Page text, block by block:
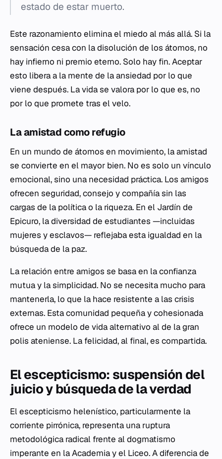
estado de estar muerto.
Este razonamiento elimina el miedo al más allá. Si la
sensación cesa con la disolución de los átomos, no
hay infierno ni premio eterno. Solo hay fin. Aceptar
esto libera a la mente de la ansiedad por lo que
viene después. La vida se valora por lo que es, no
por lo que promete tras el velo.
La amistad como refugio
En un mundo de átomos en movimiento, la amistad
se convierte en el mayor bien. No es solo un vínculo
emocional, sino una necesidad práctica. Los amigos
ofrecen seguridad, consejo y compañía sin las
cargas de la política o la riqueza. En el Jardín de
Epicuro, la diversidad de estudiantes —incluidas
mujeres y esclavos— reflejaba esta igualdad en la
búsqueda de la paz.
La relación entre amigos se basa en la confianza
mutua y la simplicidad. No se necesita mucho para
mantenerla, lo que la hace resistente a las crisis
externas. Esta comunidad pequeña y cohesionada
ofrece un modelo de vida alternativo al de la gran
polis ateniense. La felicidad, al final, es compartida.
El escepticismo: suspensión del
juicio y búsqueda de la verdad
El escepticismo helenístico, particularmente la
corriente pirrónica, representa una ruptura
metodológica radical frente al dogmatismo
imperante en la Academia y el Liceo. A diferencia de